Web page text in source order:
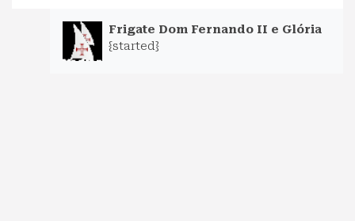
Frigate Dom Fernando II e Glória
{started}